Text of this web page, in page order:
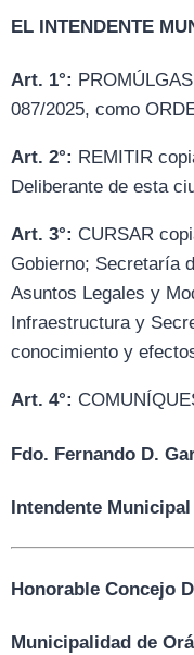
EL INTENDENTE
Art. 1°:
087/2025, como
Art. 2°: REMITIR
Deliberante de esta
Art. 3°: CURSAR
Gobierno; Secretaría
Asuntos Legales y
Infraestructura y
conocimiento y
Art. 4°:
Fdo. Fernando D.
Intendente Municipal
Honorable Concejo
Municipalidad de